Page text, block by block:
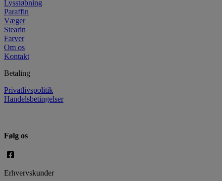
Lysstøbning
Paraffin
Væger
Stearin
Farver
Om os
Kontakt
Betaling
Privatlivspolitik
Handelsbetingelser
Følg os
Erhvervskunder